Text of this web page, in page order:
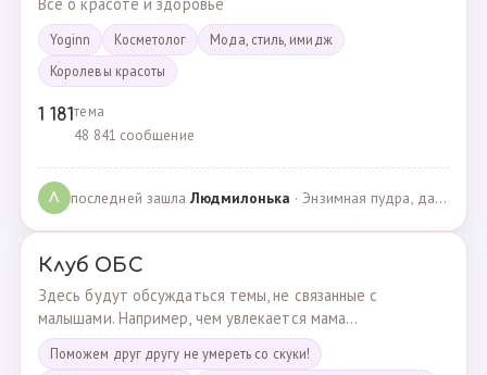
Yoginn Косметолог
Мода, стиль, имидж
Королевы красоты
1 181тема
48 841 сообщение
Л последней зашлаЛюдмилонькa · Энзимная пудра, да или нет? · 29.06.2025
Клуб ОБС
Здесь будут обсуждаться темы, не связанные с
малышами. Например, чем увлекается мама...
Поможем друг другу не умереть со скуки!